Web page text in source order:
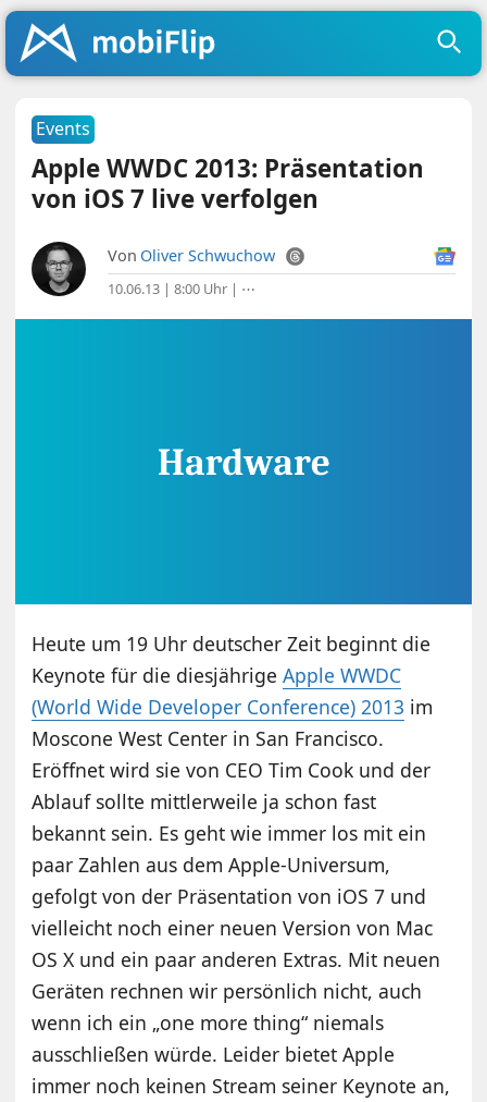
Events
Apple WWDC 2013: Präsentation
von iOS 7 live verfolgen
Von Oliver Schwuchow
10.06.13 | 8:00 Uhr | ⋯
Heute um 19 Uhr deutscher Zeit beginnt die
Keynote für die diesjährigeApple WWDC
(World Wide Developer Conference) 2013 im
Moscone West Center in San Francisco.
Eröffnet wird sie von CEO Tim Cook und der
Ablauf sollte mittlerweile ja schon fast
bekannt sein. Es geht wie immer los mit ein
paar Zahlen aus dem Apple-Universum,
gefolgt von der Präsentation von iOS 7 und
vielleicht noch einer neuen Version von Mac
OS X und ein paar anderen Extras. Mit neuen
Geräten rechnen wir persönlich nicht, auch
wenn ich ein „one more thing“ niemals
ausschließen würde. Leider bietet Apple
immer noch keinen Stream seiner Keynote an,